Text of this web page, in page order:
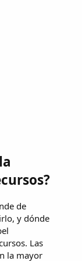
de
y dónde
Las
la mayor